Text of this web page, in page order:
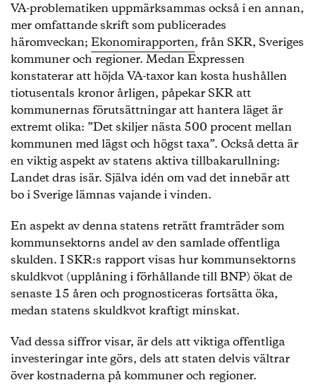
VA-problematiken uppmärksammas också i en annan,
mer omfattande skrift som publicerades
häromveckan; Ekonomirapporten, från SKR, Sveriges
kommuner och regioner. Medan Expressen
konstaterar att höjda VA-taxor kan kosta hushållen
tiotusentals kronor årligen, påpekar SKR att
kommunernas förutsättningar att hantera läget är
extremt olika: ”Det skiljer nästa 500 procent mellan
kommunen med lägst och högst taxa”. Också detta är
en viktig aspekt av statens aktiva tillbakarullning:
Landet dras isär. Själva idén om vad det innebär att
bo i Sverige lämnas vajande i vinden.
En aspekt av denna statens reträtt framträder som
kommunsektorns andel av den samlade offentliga
skulden. I SKR:s rapport visas hur kommunsektorns
skuldkvot (upplåning i förhållande till BNP) ökat de
senaste 15 åren och prognosticeras fortsätta öka,
medan statens skuldkvot kraftigt minskat.
Vad dessa siffror visar, är dels att viktiga offentliga
investeringar inte görs, dels att staten delvis vältrar
över kostnaderna på kommuner och regioner.